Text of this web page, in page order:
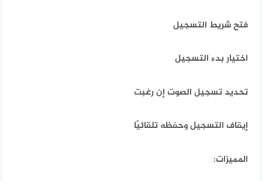
فتح شريط التسجيل
اختيار بدء التسجيل
تحديد تسجيل الصوت إن رغبت
إيقاف التسجيل وحفظه تلقائيًا
المميزات: